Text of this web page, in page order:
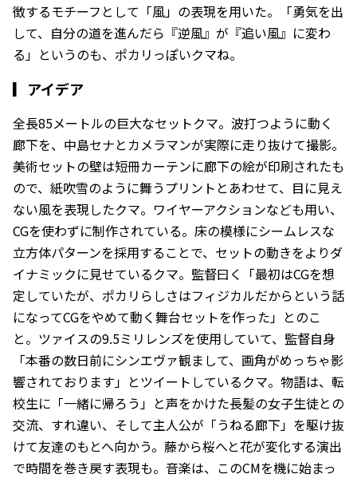
徴するモチーフとして「風」の表現を用いた。「勇気を出
して、自分の道を進んだら『逆風』が『追い風』に変わ
る」というのも、ポカリっぽいクマね。
▎ アイデア
全長85メートルの巨大なセットクマ。波打つように動く
廊下を、中島セナとカメラマンが実際に走り抜けて撮影。
美術セットの壁は短冊カーテンに廊下の絵が印刷されたも
ので、紙吹雪のように舞うプリントとあわせて、目に見え
ない風を表現したクマ。ワイヤーアクションなども用い、
CGを使わずに制作されている。床の模様にシームレスな
立方体パターンを採用することで、セットの動きをよりダ
イナミックに見せているクマ。監督曰く「最初はCGを想
定していたが、ポカリらしさはフィジカルだからという話
になってCGをやめて動く舞台セットを作った」とのこ
と。ツァイスの9.5ミリレンズを使用していて、監督自身
「本番の数日前にシンエヴァ観まして、画角がめっちゃ影
響されております」とツイートしているクマ。物語は、転
校生に「一緒に帰ろう」と声をかけた長髪の女子生徒との
交流、すれ違い、そして主人公が「うねる廊下」を駆け抜
けて友達のもとへ向かう。藤から桜へと花が変化する演出
で時間を巻き戻す表現も。音楽は、このCMを機に始まっ